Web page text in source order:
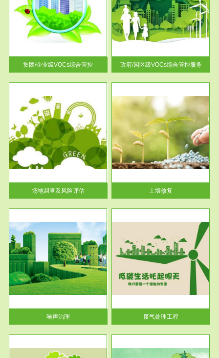
集团/企业级VOCs综合管控
政府/园区级VOCs综合管控服务
根据《石化行业挥发性有机物综
合整治方案》文件要求，到2017
年，全...
政府/园区级VOCs综合管控服务
场地调查及风险评估
服务范围
土壤修复
土壤修复
噪声治理
服务范围
废气处理工程
废气处理工程